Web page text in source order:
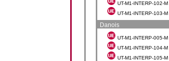
UT-M1-INTERP-102-M
UT-M1-INTERP-103-M
Danois
UT-M1-INTERP-005-M
UT-M1-INTERP-104-M
UT-M1-INTERP-105-M